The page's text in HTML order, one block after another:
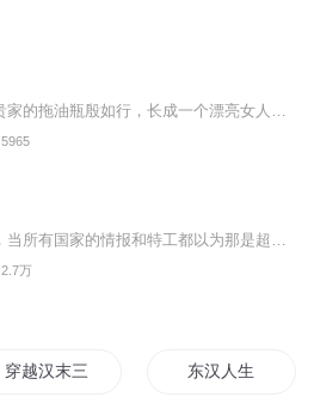
5965
2.7万
穿越汉末三国时 东汉人生